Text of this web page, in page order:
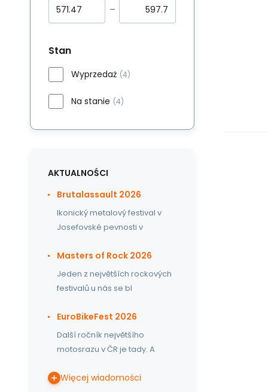
Stan
Wyprzedaż (4)
Na stanie (4)
AKTUALNOŚCI
Brutalassault 2026
Ikonický metalový festival v
Josefovské pevnosti v
Masters of Rock 2026
Jeden z největších rockových
festivalů u nás se bl
EuroBikeFest 2026
Další ročník největšího
motosrazu v ČR je tady. A
Więcej wiadomości